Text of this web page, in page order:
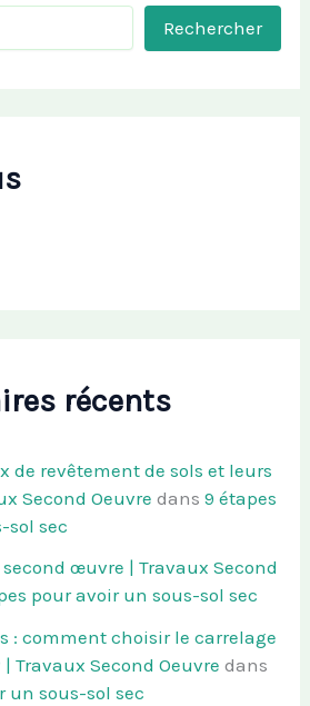
Rechercher
récents
de revêtement de sols et leurs
Second Oeuvre dans9 étapes
sol sec
œuvre | Travaux Second
pour avoir un sous-sol sec
: comment choisir le carrelage
Travaux Second Oeuvre dans
un sous-sol sec